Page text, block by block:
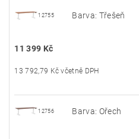
12755 Barva: Třešeň
11 399 Kč
13 792,79 Kč včetně DPH
12756 Barva: Ořech